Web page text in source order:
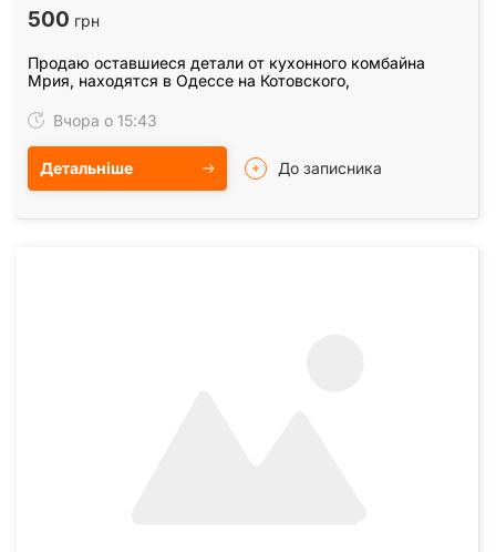
500 грн
Продаю оставшиеся детали от кухонного комбайна
Мрия, находятся в Одессе на Котовского,
Вчора о 15:43
Детальніше До записника